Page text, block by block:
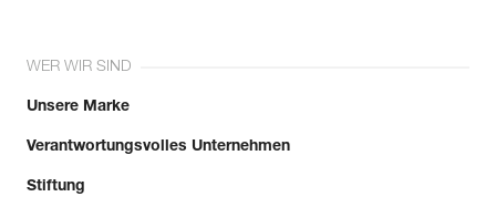
WER WIR SIND
Unsere Marke
Verantwortungsvolles Unternehmen
Stiftung